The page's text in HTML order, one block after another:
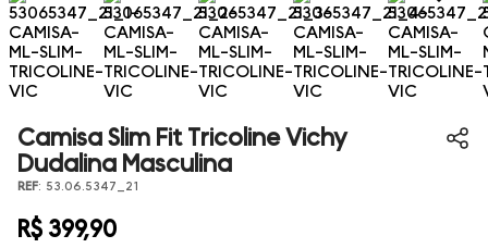
Camisa Slim Fit Tricoline Vichy
Dudalina Masculina
REF: 53.06.5347_21
R$ 399,90